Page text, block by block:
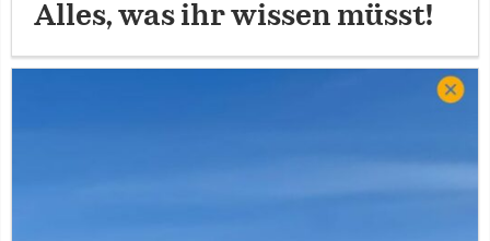
Alles, was ihr wissen müsst!